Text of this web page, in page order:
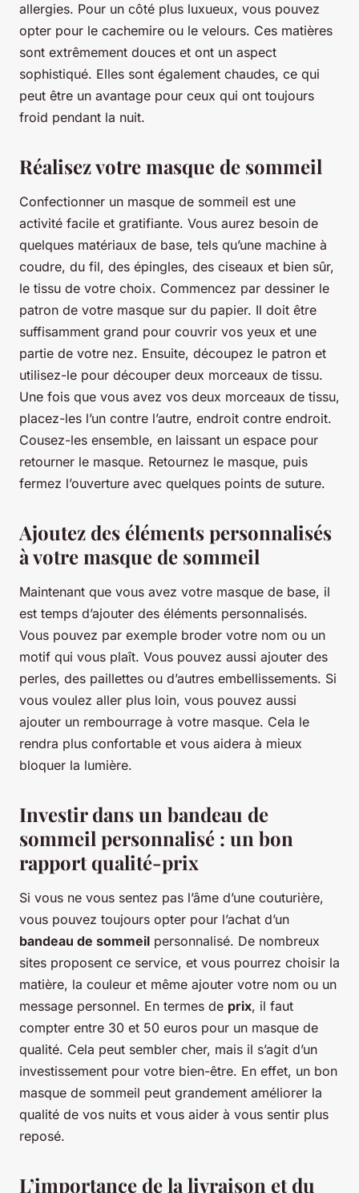
allergies. Pour un côté plus luxueux, vous pouvez
opter pour le cachemire ou le velours. Ces matières
sont extrêmement douces et ont un aspect
sophistiqué. Elles sont également chaudes, ce qui
peut être un avantage pour ceux qui ont toujours
froid pendant la nuit.
Réalisez votre masque de sommeil
Confectionner un masque de sommeil est une
activité facile et gratifiante. Vous aurez besoin de
quelques matériaux de base, tels qu’une machine à
coudre, du fil, des épingles, des ciseaux et bien sûr,
le tissu de votre choix. Commencez par dessiner le
patron de votre masque sur du papier. Il doit être
suffisamment grand pour couvrir vos yeux et une
partie de votre nez. Ensuite, découpez le patron et
utilisez-le pour découper deux morceaux de tissu.
Une fois que vous avez vos deux morceaux de tissu,
placez-les l’un contre l’autre, endroit contre endroit.
Cousez-les ensemble, en laissant un espace pour
retourner le masque. Retournez le masque, puis
fermez l’ouverture avec quelques points de suture.
Ajoutez des éléments personnalisés
à votre masque de sommeil
Maintenant que vous avez votre masque de base, il
est temps d’ajouter des éléments personnalisés.
Vous pouvez par exemple broder votre nom ou un
motif qui vous plaît. Vous pouvez aussi ajouter des
perles, des paillettes ou d’autres embellissements. Si
vous voulez aller plus loin, vous pouvez aussi
ajouter un rembourrage à votre masque. Cela le
rendra plus confortable et vous aidera à mieux
bloquer la lumière.
Investir dans un bandeau de
sommeil personnalisé : un bon
rapport qualité-prix
Si vous ne vous sentez pas l’âme d’une couturière,
vous pouvez toujours opter pour l’achat d’un
bandeau de sommeil personnalisé. De nombreux
sites proposent ce service, et vous pourrez choisir la
matière, la couleur et même ajouter votre nom ou un
message personnel. En termes de prix, il faut
compter entre 30 et 50 euros pour un masque de
qualité. Cela peut sembler cher, mais il s’agit d’un
investissement pour votre bien-être. En effet, un bon
masque de sommeil peut grandement améliorer la
qualité de vos nuits et vous aider à vous sentir plus
reposé.
L’importance de la livraison et du